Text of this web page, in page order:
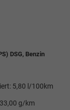
DSG, Benzin
5,80 l/100km
g/km